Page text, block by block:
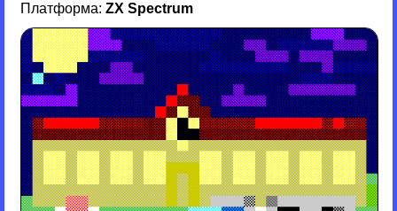
Платформа: ZX Spectrum